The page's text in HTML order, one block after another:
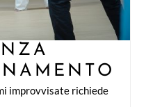
improvvisate richiede